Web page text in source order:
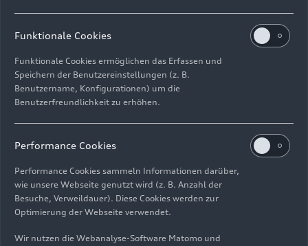
ImpressumRechtliches
Hinweisgebersystem
Informationen zur BarrierefreiheitKontakt
© 2026 AUDI AG. Alle Rechte vorbehalten.
EN
Funktionale Cookies
Funktionale Cookies ermöglichen das Erfassen und
Speichern der Benutzereinstellungen (z. B.
Benutzername, Konfigurationen) um die
Benutzerfreundlichkeit zu erhöhen.
Performance Cookies
Performance Cookies sammeln Informationen darüber,
wie unsere Webseite genutzt wird (z. B. Anzahl der
Besuche, Verweildauer). Diese Cookies werden zur
Optimierung der Webseite verwendet.
Wir nutzen die Webanalyse-Software Matomo und